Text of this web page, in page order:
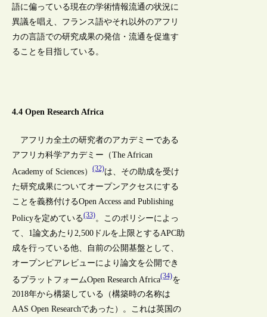
語に偏っている現在の学術情報流通の状況に
異議を唱え、フランス語やそれ以外のアフリ
カの言語での研究成果の発信・流通を促進す
ることを目指している。
4.4 Open Research Africa
アフリカ全土の研究者のアカデミーである
アフリカ科学アカデミー（The African
Academy of Sciences）(32)は、その助成を受け
た研究成果についてオープンアクセスにする
ことを義務付けるOpen Access and Publishing
Policyを定めている(33)。このポリシーによっ
て、1論文あたり2,500ドルを上限とするAPC助
成を行っている他、自前の公開基盤として、
オープンピアレビューにより論文を公開でき
るプラットフォームOpen Research Africa(34)を
2018年から構築している（構築時の名称は
AAS Open Researchであった）。これは英国の